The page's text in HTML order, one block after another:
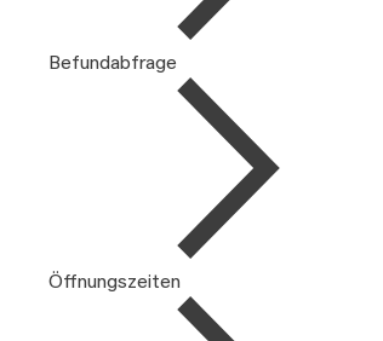
Befundabfrage
Öffnungszeiten